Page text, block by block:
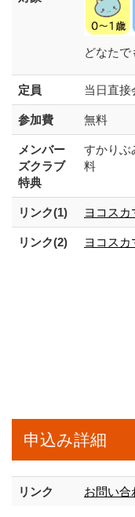
どなたで
定員 当日直接
参加費 無料
メンバー
ズクラブ
特典
すかり
料
リンク(1) ヨコスカ
リンク(2) ヨコスカ
申込み詳細
リンク お問い合